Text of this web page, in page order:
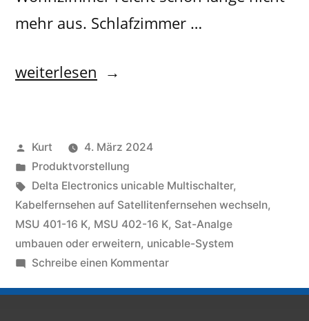
mehr aus. Schlafzimmer …
weiterlesen
Kurt
4. März 2024
Produktvorstellung
Delta Electronics unicable Multischalter,
Kabelfernsehen auf Satellitenfernsehen wechseln,
MSU 401-16 K, MSU 402-16 K, Sat-Analge
umbauen oder erweitern, unicable-System
Schreibe einen Kommentar